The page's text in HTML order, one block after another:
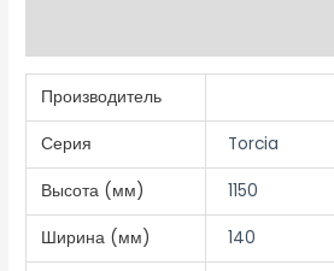
Производитель
Серия Torcia
Высота (мм) 1150
Ширина (мм) 140